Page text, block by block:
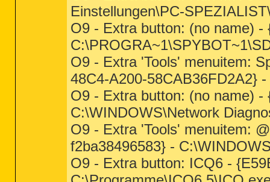
Einstellungen\PC-
O9 - Extra button: (no name) -
O9 - Extra 'Tools' menuitem:
48C4-A200-58CAB36FD2A2}
O9 - Extra button: (no name) -
C:\WINDOWS\Network
O9 - Extra 'Tools' menuitem:
f2ba38496583} -
O9 - Extra button: ICQ6 -